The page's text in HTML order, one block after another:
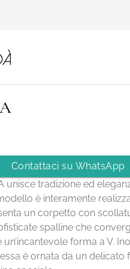
Contattaci su WhatsApp
unisce tradizione ed
è interamente
un corpetto con
spalline che
forma a V.
è ornata da un delicato